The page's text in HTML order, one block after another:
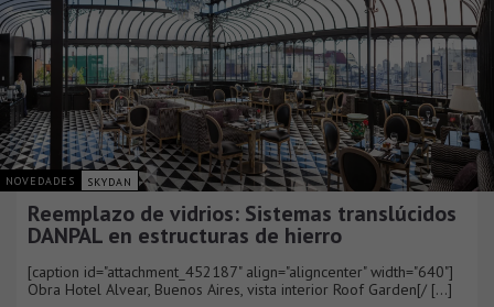
NOVEDADES SKYDAN
Reemplazo de vidrios: Sistemas translúcidos
DANPAL en estructuras de hierro
[caption id="attachment_452187" align="aligncenter" width="640"]
Obra Hotel Alvear, Buenos Aires, vista interior Roof Garden[/ [...]